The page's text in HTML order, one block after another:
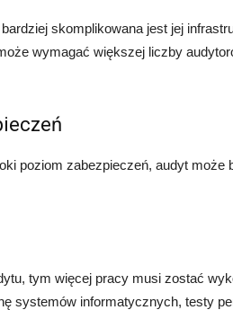
skomplikowana jest jej
wymagać większej liczby
poziom zabezpieczeń, audyt
tym więcej pracy musi zostać
systemów informatycznych, testy